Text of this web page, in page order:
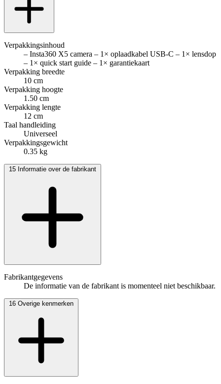
Verpakkingsinhoud
– Insta360 X5 camera – 1× oplaadkabel USB-C – 1× lensdop
– 1× quick start guide – 1× garantiekaart
Verpakking breedte
10 cm
Verpakking hoogte
1.50 cm
Verpakking lengte
12 cm
Taal handleiding
Universeel
Verpakkingsgewicht
0.35 kg
15 Informatie over de fabrikant
Fabrikantgegevens
De informatie van de fabrikant is momenteel niet beschikbaar.
16 Overige kenmerken